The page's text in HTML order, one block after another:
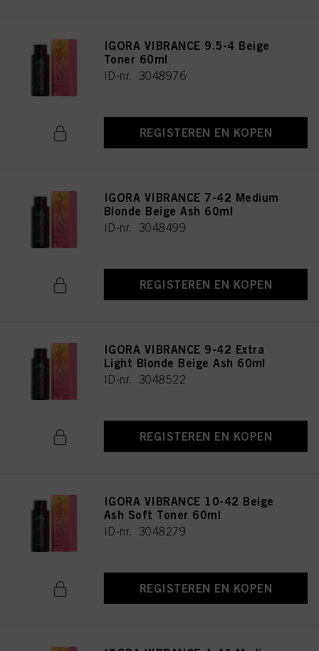
IGORA VIBRANCE 9.5-4 Beige
Toner 60ml
ID-nr. 3048976
REGISTEREN EN KOPEN
IGORA VIBRANCE 7-42 Medium
Blonde Beige Ash 60ml
ID-nr. 3048499
REGISTEREN EN KOPEN
IGORA VIBRANCE 9-42 Extra
Light Blonde Beige Ash 60ml
ID-nr. 3048522
REGISTEREN EN KOPEN
IGORA VIBRANCE 10-42 Beige
Ash Soft Toner 60ml
ID-nr. 3048279
REGISTEREN EN KOPEN